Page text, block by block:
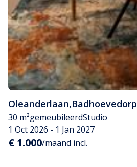
Oleanderlaan,Badhoevedorp
30 m²gemeubileerdStudio
1 Oct 2026 - 1 Jan 2027
€ 1.000/maand incl.